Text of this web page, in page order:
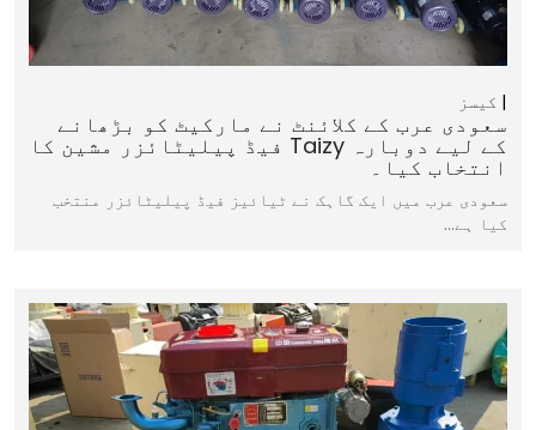
کیسز
سعودی عرب کے کلائنٹ نے مارکیٹ کو بڑھانے
کے لیے دوبارہ Taizy فیڈ پیلیٹائزر مشین کا
انتخاب کیا۔
سعودی عرب میں ایک گاہک نے ٹیائیز فیڈ پیلیٹائزر منتخب
کیا ہے…